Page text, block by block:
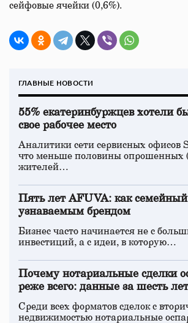
сейфовые ячейки (0,6%).
ГЛАВНЫЕ НОВОСТИ
55% екатеринбуржцев хотели
свое рабочее место
Аналитики сети сервисных офисов
что меньше половины опрошенных
жителей…
Пять лет AFUVA: как семейный
узнаваемым брендом
Бизнес часто начинается не с
инвестиций, а с идеи, в которую…
Почему нотариальные сделки
реже всего: данные за шесть лет
Среди всех форматов сделок с
недвижимостью нотариальные